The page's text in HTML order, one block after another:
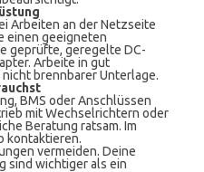
Arbeiten an der Netzseite
einen geeigneten
geprüfte, geregelte DC-
Arbeite in gut
brennbarer Unterlage.
BMS oder Anschlüssen
mit Wechselrichtern oder
Beratung ratsam. Im
kontaktieren.
vermeiden. Deine
sind wichtiger als ein